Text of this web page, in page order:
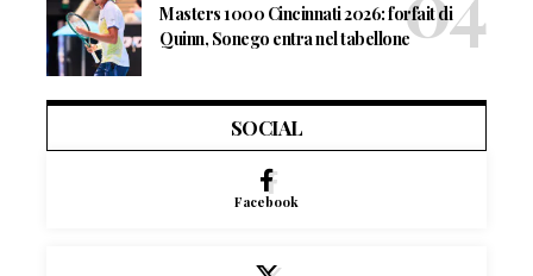
Masters 1000 Cincinnati 2026: forfait di
Quinn, Sonego entra nel tabellone
SOCIAL
Facebook